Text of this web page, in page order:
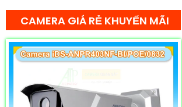
CAMERA GIÁ RẺ KHUYẾN MÃI